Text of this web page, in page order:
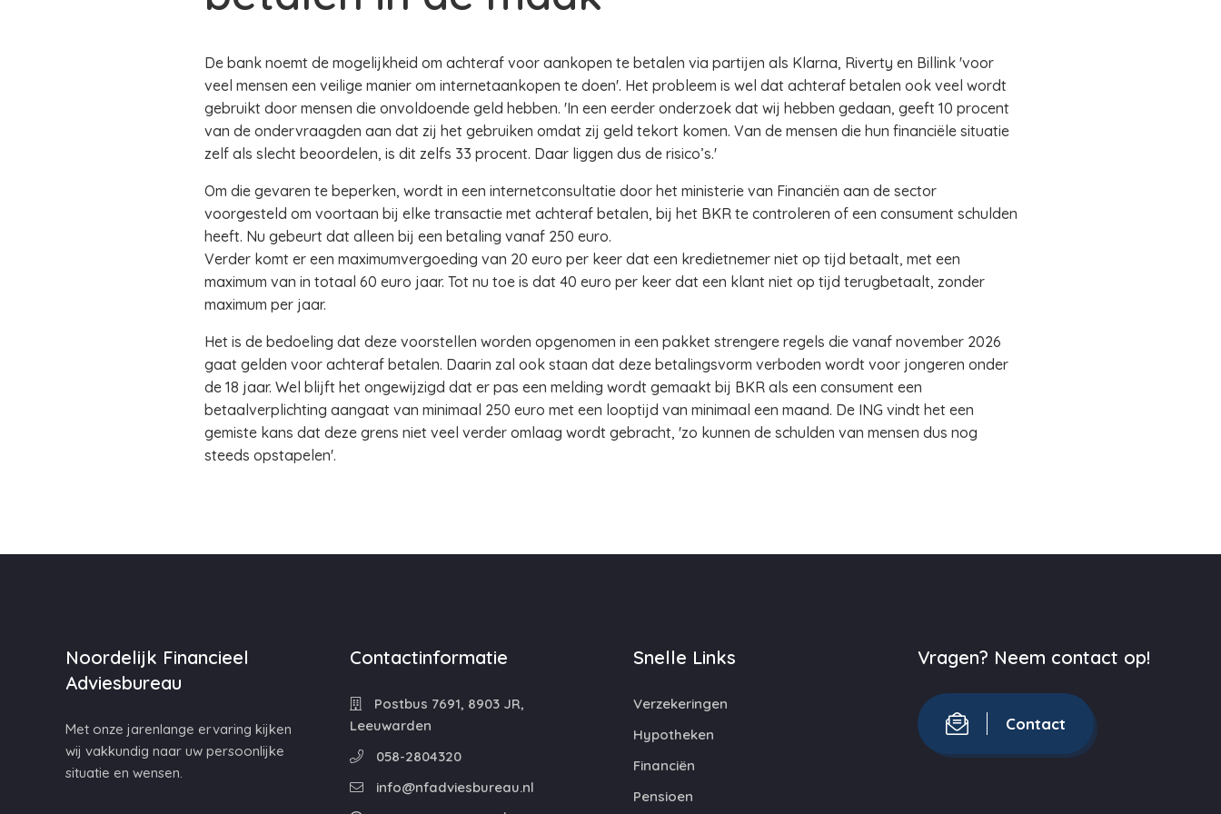
De bank noemt de mogelijkheid om achteraf voor aankopen te betalen via partijen als Klarna, Riverty en Billink 'voor
veel mensen een veilige manier om internetaankopen te doen'. Het probleem is wel dat achteraf betalen ook veel wordt
gebruikt door mensen die onvoldoende geld hebben. 'In een eerder onderzoek dat wij hebben gedaan, geeft 10 procent
van de ondervraagden aan dat zij het gebruiken omdat zij geld tekort komen. Van de mensen die hun financiële situatie
zelf als slecht beoordelen, is dit zelfs 33 procent. Daar liggen dus de risico’s.'
Om die gevaren te beperken, wordt in een internetconsultatie door het ministerie van Financiën aan de sector
voorgesteld om voortaan bij elke transactie met achteraf betalen, bij het BKR te controleren of een consument schulden
heeft. Nu gebeurt dat alleen bij een betaling vanaf 250 euro.
Verder komt er een maximumvergoeding van 20 euro per keer dat een kredietnemer niet op tijd betaalt, met een
maximum van in totaal 60 euro jaar. Tot nu toe is dat 40 euro per keer dat een klant niet op tijd terugbetaalt, zonder
maximum per jaar.
Het is de bedoeling dat deze voorstellen worden opgenomen in een pakket strengere regels die vanaf november 2026
gaat gelden voor achteraf betalen. Daarin zal ook staan dat deze betalingsvorm verboden wordt voor jongeren onder
de 18 jaar. Wel blijft het ongewijzigd dat er pas een melding wordt gemaakt bij BKR als een consument een
betaalverplichting aangaat van minimaal 250 euro met een looptijd van minimaal een maand. De ING vindt het een
gemiste kans dat deze grens niet veel verder omlaag wordt gebracht, 'zo kunnen de schulden van mensen dus nog
steeds opstapelen'.
Noordelijk Financieel
Adviesbureau
Met onze jarenlange ervaring kijken
wij vakkundig naar uw persoonlijke
situatie en wensen.
Contactinformatie
Postbus 7691, 8903 JR,
Leeuwarden
058-2804320
info@nfadviesbureau.nl
Snelle Links
Verzekeringen
Hypotheken
Financiën
Pensioen
Vragen? Neem contact op!
Contact